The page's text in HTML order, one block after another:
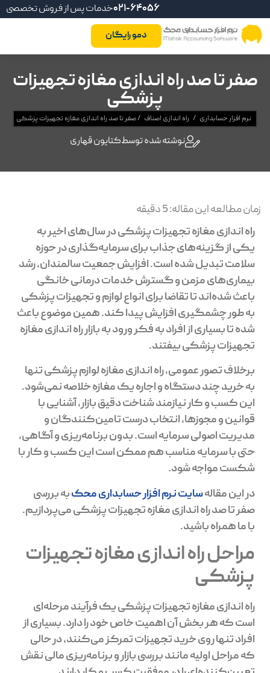
خدمات پس از فروش تخصصی021-64056
دمو رایگان
صفر تا صد راه اندازی مغازه تجهیزات
پزشکی
نرم افزار حسابداری / راه اندازی اصناف /صفر تا صد راه اندازی مغازه تجهیزات پزشکی
نوشته شده توسطکتایون قهاری
زمان مطالعه این مقاله:5دقیقه
راه اندازی مغازه تجهیزات پزشکی در سال‌های اخیر به
یکی از گزینه‌های جذاب برای سرمایه‌گذاری در حوزه
سلامت تبدیل شده است. افزایش جمعیت سالمندان، رشد
بیماری‌های مزمن و گسترش خدمات درمانی خانگی
باعث شده‌اند تا تقاضا برای انواع لوازم و تجهیزات پزشکی
به طور چشمگیری افزایش پیدا کند. همین موضوع باعث
شده تا بسیاری از افراد به فکر ورود به بازار راه اندازی مغازه
تجهیزات پزشکی بیفتند.
برخلاف تصور عمومی، راه اندازی مغازه لوازم پزشکی تنها
به خرید چند دستگاه و اجاره یک مغازه خلاصه نمی‌شود.
این کسب و کار نیازمند شناخت دقیق بازار، آشنایی با
قوانین و مجوزها، انتخاب درست تامین‌کنندگان و
مدیریت اصولی سرمایه است. بدون برنامه‌ریزی و آگاهی،
حتی با سرمایه مناسب هم ممکن است این کسب و کار با
شکست مواجه شود.
در این مقالهسایت نرم افزار حسابداری محکبه بررسی
صفر تا صد راه اندازی مغازه تجهیزات پزشکی می‌پردازیم.
با ما همراه باشید.
مراحل راه اندازی مغازه تجهیزات
پزشکی
راه اندازی مغازه تجهیزات پزشکی یک فرآیند مرحله‌ای
است که هر بخش آن اهمیت خاص خود را دارد. بسیاری از
افراد تنها روی خرید تجهیزات تمرکز می‌کنند، در حالی
که مراحل اولیه مانند بررسی بازار و برنامه‌ریزی مالی نقش